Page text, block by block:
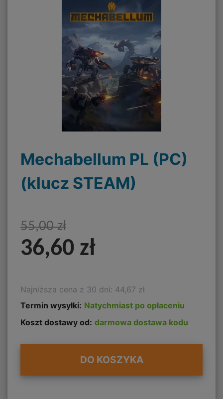
Mechabellum PL (PC)
(klucz STEAM)
55,00 zł
36,60 zł
Najniższa cena z 30 dni: 44,67 zł
Termin wysyłki: Natychmiast po opłaceniu
Koszt dostawy od: darmowa dostawa kodu
DO KOSZYKA